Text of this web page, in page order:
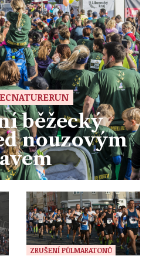
běžecký
nouzovým
ZRUŠENÍ PŮLMARATONŮ